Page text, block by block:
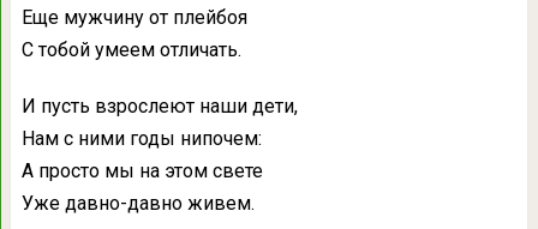
Еще мужчину от плейбоя
С тобой умеем отличать.
И пусть взрослеют наши дети,
Нам с ними годы нипочем:
А просто мы на этом свете
Уже давно-давно живем.